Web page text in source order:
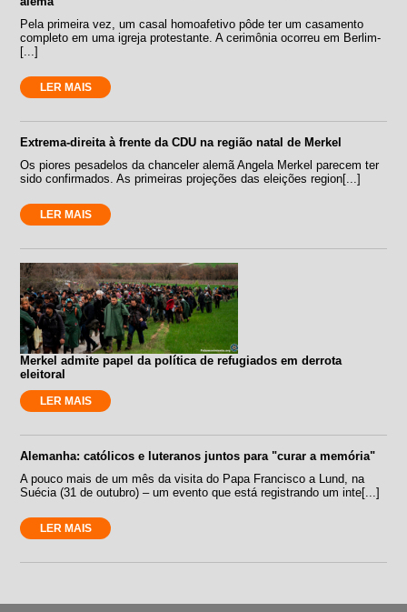
Pela primeira vez, um casal homoafetivo pôde ter um casamento
completo em uma igreja protestante. A cerimônia ocorreu em Berlim-
[...]
LER MAIS
Extrema-direita à frente da CDU na região natal de Merkel
Os piores pesadelos da chanceler alemã Angela Merkel parecem ter
sido confirmados. As primeiras projeções das eleições region[...]
LER MAIS
Merkel admite papel da política de refugiados em derrota
eleitoral
LER MAIS
Alemanha: católicos e luteranos juntos para "curar a memória"
A pouco mais de um mês da visita do Papa Francisco a Lund, na
Suécia (31 de outubro) – um evento que está registrando um inte[...]
LER MAIS